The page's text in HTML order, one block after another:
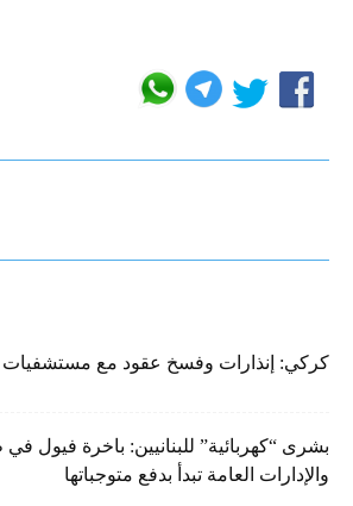
كركي: إنذارات وفسخ عقود مع مستشفيات
بشرى “كهربائية” للبنانيين: باخرة فيول في
والإدارات العامة تبدأ بدفع متوجباتها